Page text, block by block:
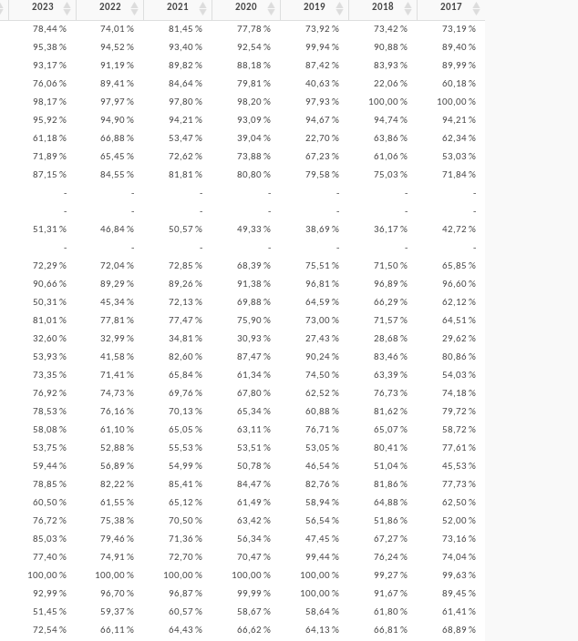
78,44 % 74,01 % 81,45 % 77,78 % 73,92 % 73,42 %
73,19 %
95,38 % 94,52 % 93,40 % 92,54 % 99,94 % 90,88 %
89,40 %
93,17 % 91,19 % 89,82 % 88,18 % 87,42 % 83,93 %
89,99 %
76,06 % 89,41 % 84,64 % 79,81 % 40,63 % 22,06 %
60,18 %
98,17 % 97,97 % 97,80 % 98,20 % 97,93 % 100,00 %
100,00 %
95,92 % 94,90 % 94,21 % 93,09 % 94,67 % 94,74 %
94,21 %
61,18 % 66,88 % 53,47 % 39,04 % 22,70 % 63,86 %
62,34 %
71,89 % 65,45 % 72,62 % 73,88 % 67,23 % 61,06 %
53,03 %
87,15 % 84,55 % 81,81 % 80,80 % 79,58 % 75,03 %
71,84 %
- - - - - -
-
- - - - - -
-
51,31 % 46,84 % 50,57 % 49,33 % 38,69 % 36,17 %
42,72 %
- - - - - -
-
72,29 % 72,04 % 72,85 % 68,39 % 75,51 % 71,50 %
65,85 %
90,66 % 89,29 % 89,26 % 91,38 % 96,81 % 96,89 %
96,60 %
50,31 % 45,34 % 72,13 % 69,88 % 64,59 % 66,29 %
62,12 %
81,01 % 77,81 % 77,47 % 75,90 % 73,00 % 71,57 %
64,51 %
32,60 % 32,99 % 34,81 % 30,93 % 27,43 % 28,68 %
29,62 %
53,93 % 41,58 % 82,60 % 87,47 % 90,24 % 83,46 %
80,86 %
73,35 % 71,41 % 65,84 % 61,34 % 74,50 % 63,39 %
54,03 %
76,92 % 74,73 % 69,76 % 67,80 % 62,52 % 76,73 %
74,18 %
78,53 % 76,16 % 70,13 % 65,34 % 60,88 % 81,62 %
79,72 %
58,08 % 61,10 % 65,05 % 63,11 % 76,71 % 65,07 %
58,72 %
53,75 % 52,88 % 55,53 % 53,51 % 53,05 % 80,41 %
77,61 %
59,44 % 56,89 % 54,99 % 50,78 % 46,54 % 51,04 %
45,53 %
78,85 % 82,22 % 85,41 % 84,47 % 82,76 % 81,86 %
77,73 %
60,50 % 61,55 % 65,12 % 61,49 % 58,94 % 64,88 %
62,50 %
76,72 % 75,38 % 70,50 % 63,42 % 56,54 % 51,86 %
52,00 %
85,03 % 79,46 % 71,36 % 56,34 % 47,45 % 67,27 %
73,16 %
77,40 % 74,91 % 72,70 % 70,47 % 99,44 % 76,24 %
74,04 %
100,00 % 100,00 % 100,00 % 100,00 % 100,00 % 99,27 %
99,63 %
92,99 % 96,70 % 96,87 % 99,99 % 100,00 % 91,67 %
89,45 %
51,45 % 59,37 % 60,57 % 58,67 % 58,64 % 61,80 %
61,41 %
72,54 % 66,11 % 64,43 % 66,62 % 64,13 % 66,81 %
68,89 %
2023 2022 2021 2020 2019 2018 2017